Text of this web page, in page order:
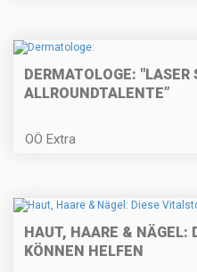
DERMATOLOGE: "LASER
ALLROUNDTALENTE”
OÖ Extra
HAUT, HAARE & NÄGEL:
KÖNNEN HELFEN